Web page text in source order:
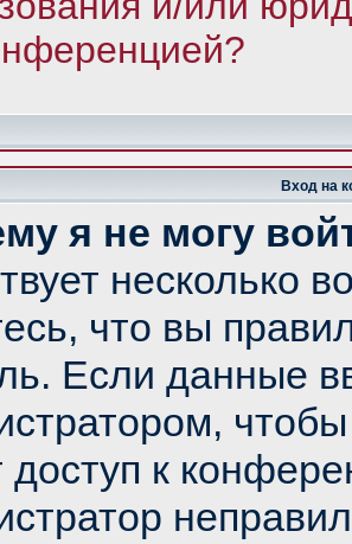
Вход на
я не могу
несколько
что вы
Если данные
доступ к